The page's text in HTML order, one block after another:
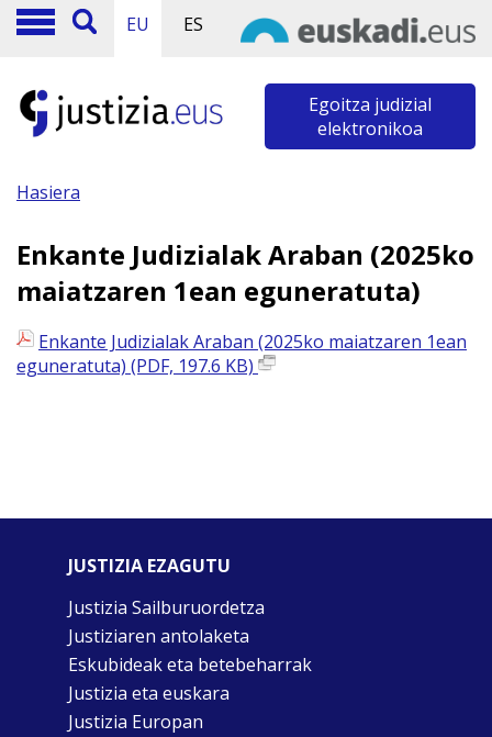
EU ES
Egoitza judizial
elektronikoa
Hasiera
Enkante Judizialak Araban (2025ko
maiatzaren 1ean eguneratuta)
Enkante Judizialak Araban (2025ko maiatzaren 1ean
eguneratuta) (PDF, 197.6 KB)
JUSTIZIA EZAGUTU
Justizia Sailburuordetza
Justiziaren antolaketa
Eskubideak eta betebeharrak
Justizia eta euskara
Justizia Europan